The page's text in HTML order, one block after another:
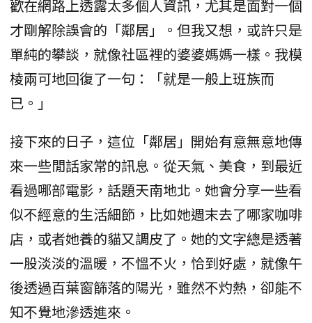
歡在網路上透露太多個人資訊，尤其是面對一個
才剛解除誤會的「鄰居」。但我又想，或許只是
單純的攀談，就像社區裡的婆婆媽媽一樣。我模
棱兩可地回復了一句：「就是一般上班族而
已。」
接下來的日子，這位「鄰居」開始有意無意地傳
來一些閒話家常的訊息。從天氣、美食，到最近
看過哪部電影，話題天南地北。她會分享一些看
似不經意的生活細節，比如她週末去了哪家咖啡
店，或者她養的貓又調皮了。她的文字總是透著
一股淡淡的溫暖，不慍不火，恰到好處，就像午
後透過百葉窗篩落的陽光，雖然不灼熱，卻能不
知不覺地滲透進來。